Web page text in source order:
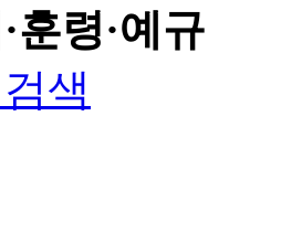
훈령·예규
색